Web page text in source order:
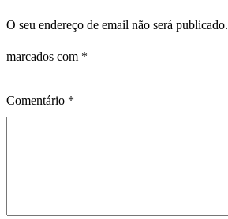
O seu endereço de email não será publicado.
marcados com *
Comentário *